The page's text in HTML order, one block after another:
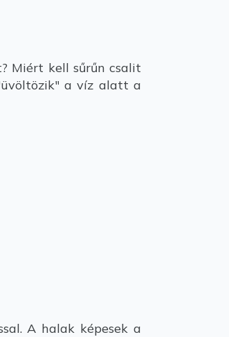
Miért kell sűrűn csalit
a víz alatt a
A halak képesek a